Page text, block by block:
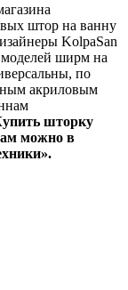
штор на ванну
KolpaSan
моделей ширм на
по
акриловым
шторку
можно в